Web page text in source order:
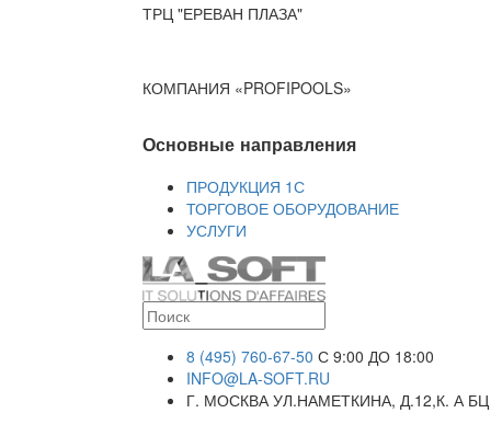
ТРЦ "ЕРЕВАН ПЛАЗА"
КОМПАНИЯ «PROFIPOOLS»
Основные направления
ПРОДУКЦИЯ 1С
ТОРГОВОЕ ОБОРУДОВАНИЕ
УСЛУГИ
8 (495) 760-67-50 С 9:00 ДО 18:00
INFO@LA-SOFT.RU
Г. МОСКВА УЛ.НАМЕТКИНА, Д.12,К. А